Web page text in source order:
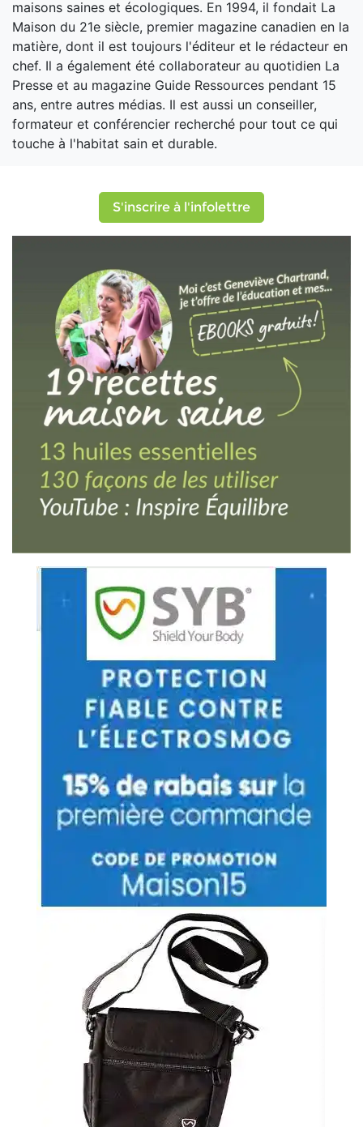
maisons saines et écologiques. En 1994, il fondait La
Maison du 21e siècle, premier magazine canadien en la
matière, dont il est toujours l'éditeur et le rédacteur en
chef. Il a également été collaborateur au quotidien La
Presse et au magazine Guide Ressources pendant 15
ans, entre autres médias. Il est aussi un conseiller,
formateur et conférencier recherché pour tout ce qui
touche à l'habitat sain et durable.
S'inscrire à l'infolettre